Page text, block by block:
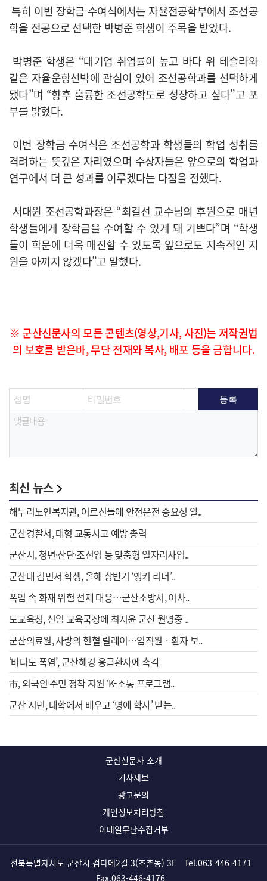
특히 이번 장학금 수여식에서는 자율전공학부에서 조선공
학을 전공으로 선택한 박병준 학생이 주목을 받았다.
박병준 학생은 “대기업 취업률이 높고 바다 위 테슬라와
같은 자율운항선박에 관심이 있어 조선공학과를 선택하게
됐다”며 “향후 훌륭한 조선공학도로 성장하고 싶다”고 포
부를 밝혔다.
이번 장학금 수여식은 조선공학과 학생들의 학업 성취를
격려하는 뜻깊은 자리였으며 수상자들은 앞으로의 학업과
연구에서 더 큰 성과를 이루겠다는 다짐을 전했다.
서대원 조선공학과장은 “최길선 교수님의 후원으로 매년
학생들에게 장학금을 수여할 수 있게 돼 기쁘다”며 “학생
들이 학문에 더욱 매진할 수 있도록 앞으로도 지속적인 지
원을 아끼지 않겠다”고 말했다.
※ 군산신문사의 모든 콘텐츠(영상,기사, 사진)는 저작권법
의 보호를 받은바, 무단 전재와 복사, 배포 등을 금합니다.
최신 뉴스
해누리노인복지관, 어르신들에 안전운전 중요성 알..
군산경찰서, 대형 교통사고 예방 총력
군산시, 청년·산단·조선업 등 맞춤형 일자리사업..
군산대 김민서 학생, 올해 상반기 ‘앵커 리더’..
폭염 속 화재 위험 선제 대응…군산소방서, 이차..
도교육청, 신임 교육국장에 최지윤 군산 월명중 ..
군산의료원, 사랑의 헌혈 릴레이…임직원ㆍ환자 보..
‘바다도 폭염’, 군산해경 응급환자에 촉각
市, 외국인 주민 정착 지원 ‘K-소통 프로그램..
군산 시민, 대학에서 배우고 ‘명예 학사’ 받는..
군산신문사 소개
기사제보
광고문의
개인정보처리방침
이메일무단수집거부
전북특별자치도 군산시 검다메2길 3(조촌동) 3F Tel.063-446-4171
Fax.063-446-4176